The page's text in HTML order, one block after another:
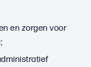
en zorgen voor